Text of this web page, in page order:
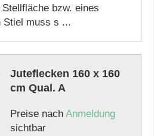
bzw. eines
Stiel muss s ...
Juteflecken 160 x 160
cm Qual. A
Preise nach Anmeldung
sichtbar